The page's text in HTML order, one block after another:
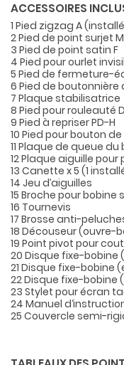
ACCESSOIRES
1 Pied zigzag A
2 Pied de point surjet M
3 Pied de point satin F
4 Pied pour ourlet
5 Pied de fermeture-
6 Pied de
7 Plaque stabilisatrice
8 Pied pour rouleauté D
9 Pied à repriser PD-H
10 Pied pour bouton
11 Plaque de queue
12 Plaque aiguille pour
13 Canette x 5 (1
14 Jeu d’aiguilles
15 Broche pour
16 Tournevis
17 Brosse anti-
18 Découseur (ouvre-
19 Point pivot pour
20 Disque fixe-bobine
21 Disque fixe-bobine
22 Disque fixe-bobine
23 Stylet pour écran
24 Manuel
25 Couvercle semi-